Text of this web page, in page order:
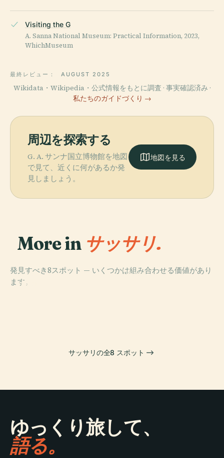
Visiting the G
A. Sanna National Museum: Practical Information, 2023,
WhichMuseum
最終レビュー： AUGUST 2025
Wikidata・Wikipedia・公式情報をもとに調査 · 事実確認済み ·
私たちのガイドづくり →
周辺を探索する
G. A. サンナ国立博物館を地図
で見て、近くに何があるか発
見しましょう。
地図を見る
More in サッサリ.
発見すべき8スポット — いくつかは組み合わせる価値があり
ます。
PLACE
サッサリのドゥ
PLACE
PLACE
PLACE
サッサリの全8 スポット
ゆっくり旅して、
語る。